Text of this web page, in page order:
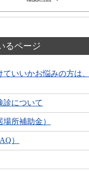
るページ
ていいかお悩みの方は
診について
所補助金）
）